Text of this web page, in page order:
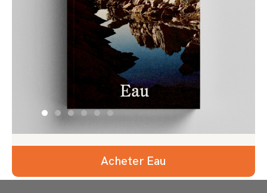
Acheter Eau